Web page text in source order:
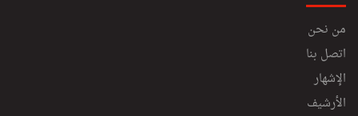
من نحن
اتصل بنا
الإشهار
الأرشيف